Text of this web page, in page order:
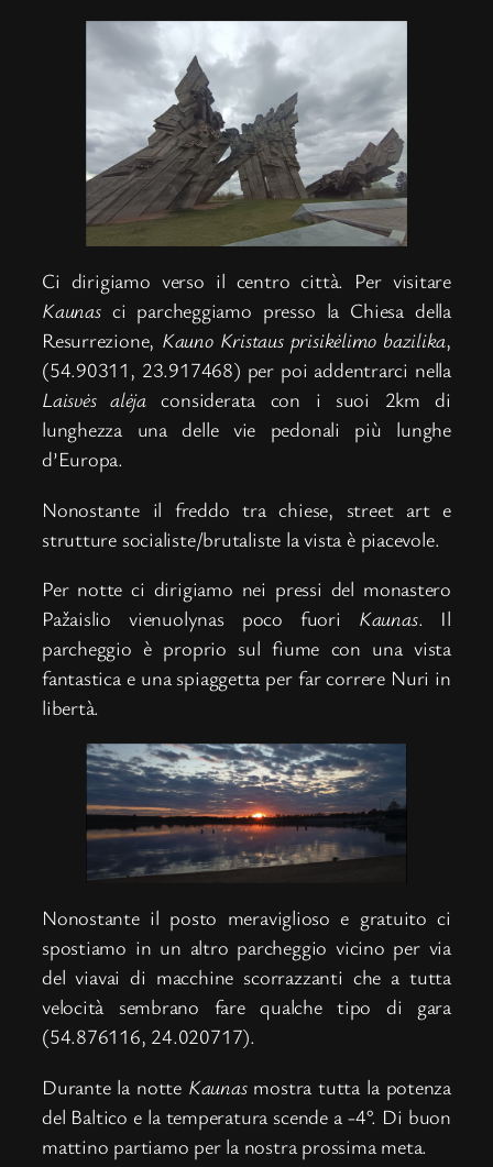
Ci dirigiamo verso il centro città. Per visitare
Kaunasci parcheggiamo presso la Chiesa della
Resurrezione, Kauno Kristaus prisikėlimo bazilika,
(54.90311, 23.917468) per poi addentrarci nella
Laisvės alėjaconsiderata con i suoi 2km di
lunghezza una delle vie pedonali più lunghe
d’Europa.
Nonostante il freddo tra chiese, street art e
strutture socialiste/brutaliste la vista è piacevole.
Per notte ci dirigiamo nei pressi del monastero
Pažaislio vienuolynas poco fuori Kaunas. Il
parcheggio è proprio sul fiume con una vista
fantastica e una spiaggetta per far correre Nuri in
libertà.
Nonostante il posto meraviglioso e gratuito ci
spostiamo in un altro parcheggio vicino per via
del viavai di macchine scorrazzanti che a tutta
velocità sembrano fare qualche tipo di gara
(54.876116, 24.020717).
Durante la notte Kaunasmostra tutta la potenza
del Baltico e la temperatura scende a -4°. Di buon
mattino partiamo per la nostra prossima meta.